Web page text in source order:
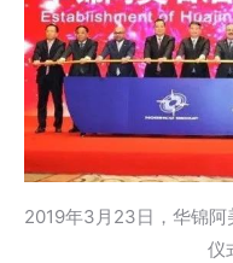
2019年3月23日，华锦阿
仪